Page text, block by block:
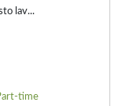
lav...
time